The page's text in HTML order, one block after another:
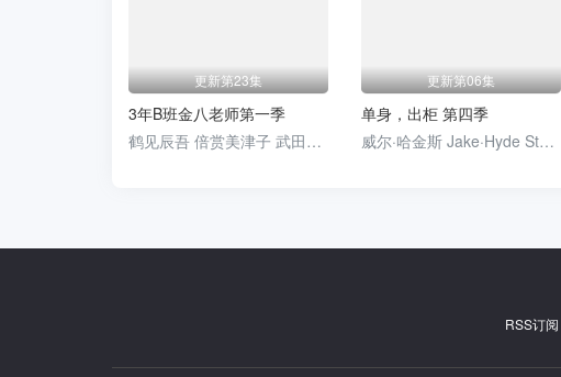
更新第23集
3年B班金八老师第一季
鹤见辰吾 倍赏美津子 武田铁矢 三原顺子 藤田瞳子
更新第06集
单身，出柜 第四季
威尔·哈金斯 Jake·Hyde Steven·Christou
RSS订阅